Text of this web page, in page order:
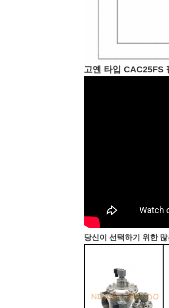
고옌 타입 CAC25FS
당신이 선택하기 위한